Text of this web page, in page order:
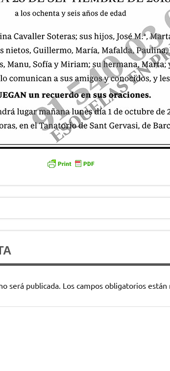
será publicada. Los campos obligatorios están